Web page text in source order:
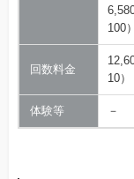
100）
回数料金
10）
体験等 －